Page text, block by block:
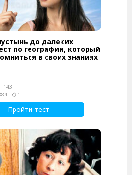
до далеких
по географии, который
в своих знаниях
143
1
Пройти тест